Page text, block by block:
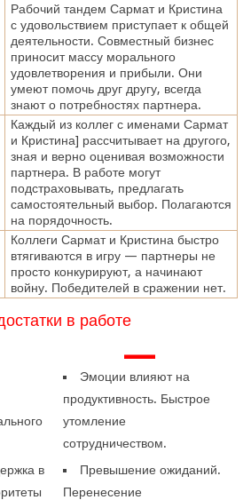
Рабочий тандем Сармат и Кристина
с удовольствием приступает к общей
деятельности. Совместный бизнес
приносит массу морального
удовлетворения и прибыли. Они
умеют помочь друг другу, всегда
знают о потребностях партнера.
Каждый из коллег с именами Сармат
и Кристина] рассчитывает на другого,
зная и верно оценивая возможности
партнера. В работе могут
подстраховывать, предлагать
самостоятельный выбор. Полагаются
на порядочность.
Коллеги Сармат и Кристина быстро
втягиваются в игру — партнеры не
просто конкурируют, а начинают
войну. Победителей в сражении нет.
в работе
в
—
Эмоции влияют на
продуктивность. Быстрое
утомление
сотрудничеством.
Превышение ожиданий.
Перенесение